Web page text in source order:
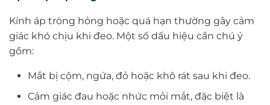
Kính áp tròng hỏng hoặc quá hạn thường gây cảm
giác khó chịu khi đeo. Một số dấu hiệu cần chú ý
gồm:
Mắt bị cộm, ngứa, đỏ hoặc khô rát sau khi đeo.
Cảm giác đau hoặc nhức mỏi mắt, đặc biệt là